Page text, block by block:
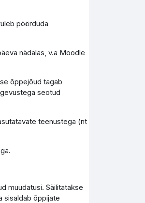
pöörduda
nädalas, v.a Moodle
õppejõud tagab
seotud
teenustega (nt
muudatusi. Säilitatakse
sisaldab õppijate